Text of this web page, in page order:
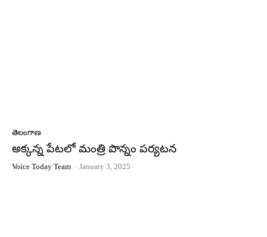
తెలంగాణ
అక్కన్న పేటలో మంత్రి పొన్నం పర్యటన
Voice Today Team - January 3, 2025